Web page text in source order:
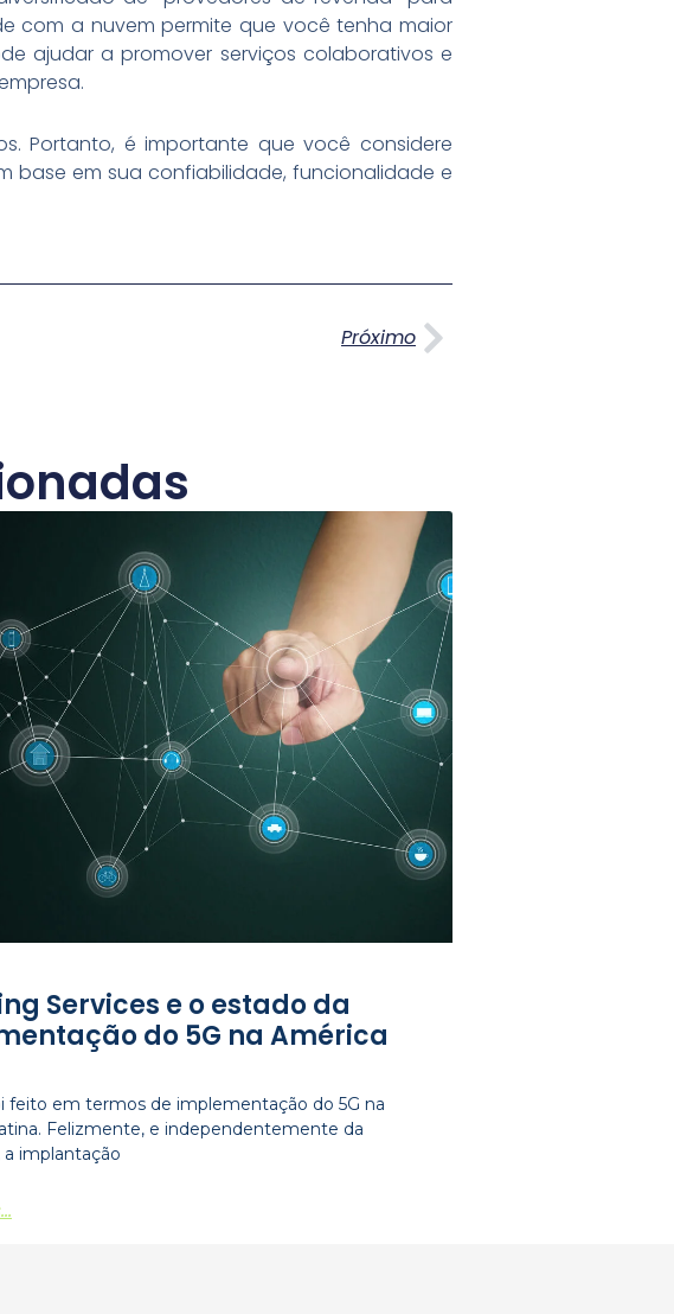
com a nuvem permite que você tenha maior
ajudar a promover serviços colaborativos e
Portanto, é importante que você considere
base em sua confiabilidade, funcionalidade e
Próximo
Services e o estado da
do 5G na América
feito em termos de implementação do 5G na
Felizmente, e independentemente da
implantação